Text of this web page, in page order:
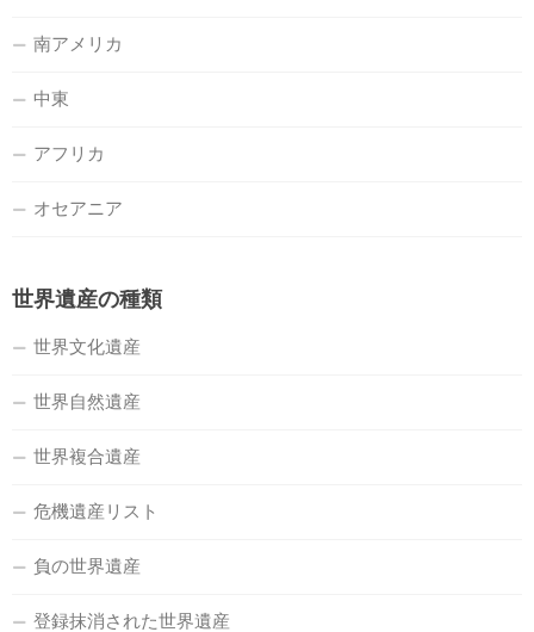
南アメリカ
中東
アフリカ
オセアニア
世界遺産の種類
世界文化遺産
世界自然遺産
世界複合遺産
危機遺産リスト
負の世界遺産
登録抹消された世界遺産